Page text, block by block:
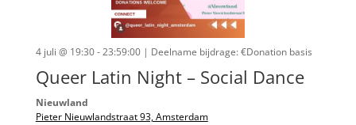
4 juli @ 19:30 - 23:59:00 | Deelname bijdrage: €Donation basis
Queer Latin Night – Social Dance
Nieuwland
Pieter Nieuwlandstraat 93, Amsterdam